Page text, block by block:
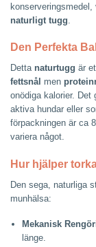
naturligt tugg
Den Perfekta
Detta naturtugg är
fettsnål men
onödiga kalorier.
aktiva hundar eller
förpackningen är ca
variera något.
Hur hjälper
Den sega, naturliga
munhälsa:
Mekanisk
länge.